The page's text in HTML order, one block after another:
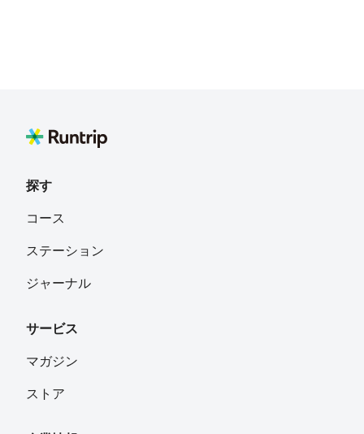
探す
コース
ステーション
ジャーナル
サービス
マガジン
ストア